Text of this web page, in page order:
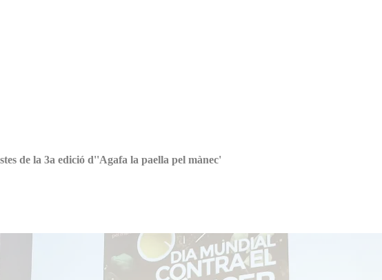
de la 3a edició d''Agafa la paella pel mànec'